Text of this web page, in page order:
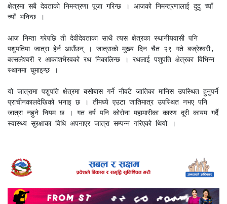
क्षेत्रमा सबै देवताको निमन्त्रणा पूजा गरिन्छ । आजको निमन्त्रणालाई दुदु च्याँ
च्याँ भनिन्छ ।
आज निम्ता गरेपछि ती देवीदेवताका साथै त्यस क्षेत्रका स्थानीयवासी पनि
पशुपतिमा जात्रा हेर्न आउँछन् । जात्राको मुख्य दिन चैत २९ गते बज्रेश्वरी,
वत्सलेश्वरी र आकाशभैरवको रथ निकालिन्छ । रथलाई पशुपति क्षेत्रका विभिन्न
स्थानमा घुमाइन्छ ।
यो जात्रामा पशुपति क्षेत्रमा बसोबास गर्ने नौवटै जातिका मानिस उपस्थित हुनुपर्ने
प्राचीनकालदेखिको भनाइ छ । तीमध्ये एउटा जातिमात्र उपस्थित नभए पनि
जात्रा नहुने नियम छ । गत वर्ष पनि कोरोना महामारीका कारण दूरी कायम गर्दै
स्वास्थ्य सुरक्षाका विधि अपनाएर जात्रा सम्पन्न गरिएको थियो ।